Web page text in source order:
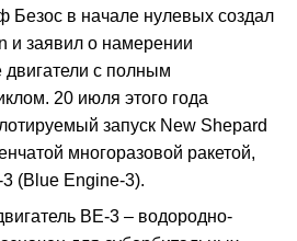
Безос в начале нулевых создал
и заявил о намерении
двигатели с полным
20 июля этого года
запуск New Shepard
многоразовой ракетой,
(Blue Engine-3).
BE-3 – водородно-